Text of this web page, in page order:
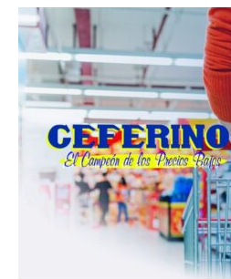
s
A
p
p
b
o
o
k
r
a
m